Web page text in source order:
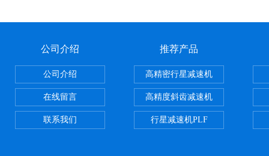
公司介绍
公司介绍
在线留言
联系我们
推荐产品
高精密行星减速机
高精度斜齿减速机
行星减速机PLF